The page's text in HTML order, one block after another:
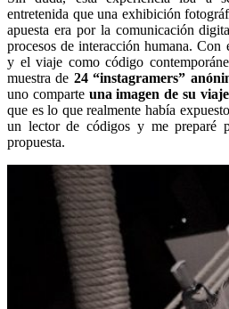
entretenida que una exhibición
apuesta era por la comunicación
procesos de interacción humana.
y el viaje como código
muestra de 24 “instagramers”
uno comparteuna imagen de su
que es lo que realmente había
un lector de códigos y me preparé
propuesta.